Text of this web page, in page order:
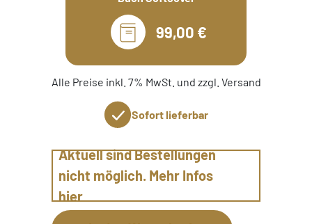
99,00 €
Alle Preise inkl. 7% MwSt. und zzgl. Versand
Sofort lieferbar
Aktuell sind Bestellungen
nicht möglich. Mehr Infos
hier